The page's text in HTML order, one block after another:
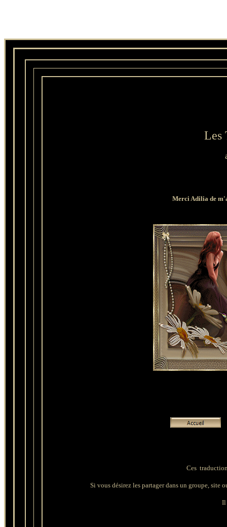
Les
Merci Adilia de
Ces
Si vous désirez les partager dans un groupe,
Il